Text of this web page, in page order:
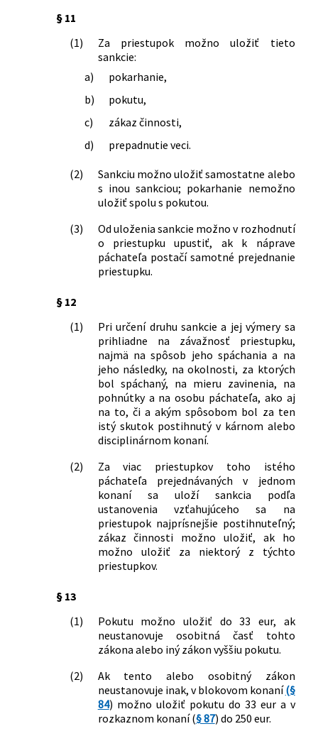
479/2008 Z. z.
podujatí a turistických podujatí a o
zmene a doplnení niektorých zákonov
491/2008 Z. z.
Zákon, ktorým sa mení a dopĺňa zákon
Národnej rady Slovenskej republiky č.
171/1993 Z. z. o Policajnom zbore v
znení neskorších predpisov a o zmene a
doplnení niektorých zákonov
8/2009 Z. z.
Zákon o cestnej premávke a o zmene a
doplnení niektorých zákonov
70/2009 Z. z.
Zákon, ktorým sa mení a dopĺňa zákon
č. 57/1998 Z. z. o Železničnej polícii v
doplnení niektorých zákonov
72/2009 Z. z.
Zákon, ktorým sa dopĺňa zákon
Slovenskej národnej rady č. 372/1990
Zb. o priestupkoch v znení neskorších
191/2009 Z. z.
č. 338/2000 Z. z. o vnútrozemskej
plavbe a o zmene a doplnení
niektorých zákonov v znení neskorších
predpisov a o zmene a doplnení
niektorých zákonov
206/2009 Z. z.
Zákon o múzeách a o galériách a o
ochrane predmetov kultúrnej hodnoty
a o zmene zákona Slovenskej národnej
znení neskorších predpisov
387/2009 Z. z.
Zákon, ktorým sa mení a dopĺňa zákon
Slovenskej národnej rady č. 372/1990
Zb. o priestupkoch v znení neskorších
predpisov
465/2009 Z. z.
Zákon, ktorým sa mení a dopĺňa zákon
č. 652/2004 Z. z. o orgánoch štátnej
niektorých zákonov
513/2009 Z. z.
Zákon o dráhach a o zmene a doplnení
niektorých zákonov
60/2010 Z. z.
Zákon, ktorým sa mení zákon č.
57/1998 Z. z. o Železničnej polícii v
znení neskorších predpisov a o zmene a
doplnení niektorých zákonov
§ 11
(1)
Za priestupok možno uložiť tieto
sankcie:
a)
pokarhanie,
b)
pokutu,
c)
zákaz činnosti,
d)
prepadnutie veci.
(2)
Sankciu možno uložiť samostatne alebo
s inou sankciou; pokarhanie nemožno
uložiť spolu s pokutou.
(3)
Od uloženia sankcie možno v rozhodnutí
o priestupku upustiť, ak k náprave
páchateľa postačí samotné prejednanie
priestupku.
§ 12
(1)
Pri určení druhu sankcie a jej výmery sa
prihliadne na závažnosť priestupku,
najmä na spôsob jeho spáchania a na
jeho následky, na okolnosti, za ktorých
bol spáchaný, na mieru zavinenia, na
pohnútky a na osobu páchateľa, ako aj
na to, či a akým spôsobom bol za ten
istý skutok postihnutý v kárnom alebo
disciplinárnom konaní.
(2)
Za viac priestupkov toho istého
páchateľa prejednávaných v jednom
konaní sa uloží sankcia podľa
ustanovenia vzťahujúceho sa na
priestupok najprísnejšie postihnuteľný;
zákaz činnosti možno uložiť, ak ho
možno uložiť za niektorý z týchto
priestupkov.
§ 13
(1)
Pokutu možno uložiť do 33 eur, ak
neustanovuje osobitná časť tohto
zákona alebo iný zákon vyššiu pokutu.
(2)
Ak tento alebo osobitný zákon
neustanovuje inak, v blokovom konaní(§
84) možno uložiť pokutu do 33 eur a v
rozkaznom konaní (§ 87) do 250 eur.